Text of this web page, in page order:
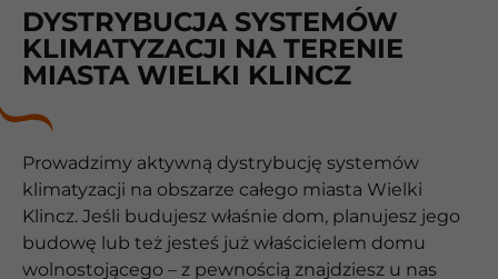
DYSTRYBUCJA SYSTEMÓW
KLIMATYZACJI NA TERENIE
MIASTA WIELKI KLINCZ
Prowadzimy aktywną dystrybucję systemów
klimatyzacji na obszarze całego miasta Wielki
Klincz. Jeśli budujesz właśnie dom, planujesz jego
budowę lub też jesteś już właścicielem domu
wolnostojącego – z pewnością znajdziesz u nas